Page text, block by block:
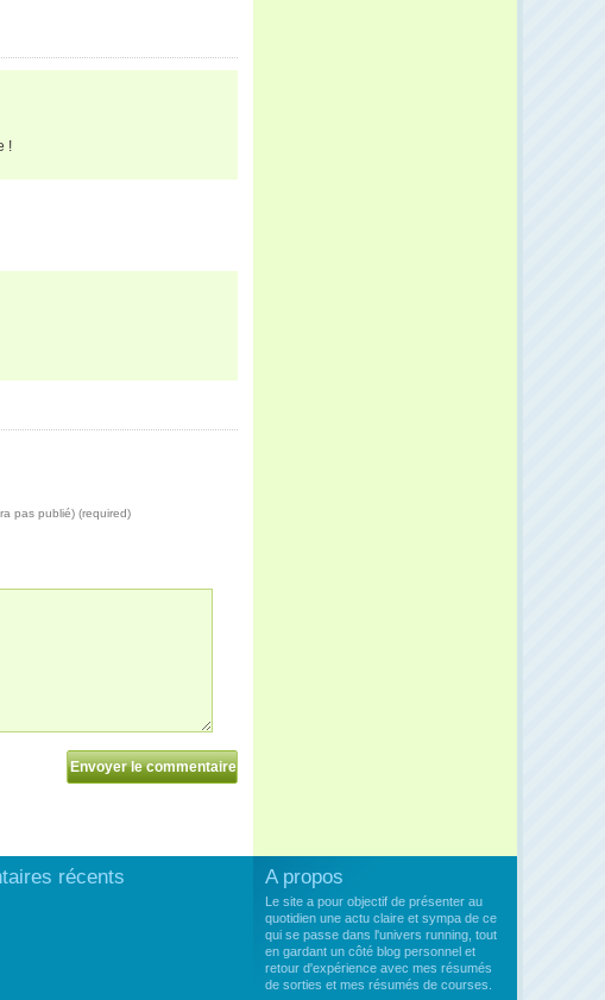
!
pas publié) (required)
récents A propos
Le site a pour objectif de présenter au
quotidien une actu claire et sympa de ce
qui se passe dans l'univers running, tout
en gardant un côté blog personnel et
retour d'expérience avec mes résumés
de sorties et mes résumés de courses.